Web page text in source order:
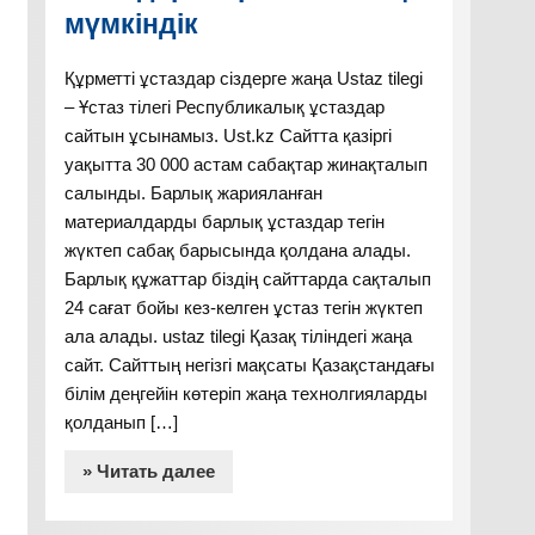
мүмкіндік
Құрметті ұстаздар сіздерге жаңа Ustaz tilegi
– Ұстаз тілегі Республикалық ұстаздар
сайтын ұсынамыз. Ust.kz Сайтта қазіргі
уақытта 30 000 астам сабақтар жинақталып
салынды. Барлық жарияланған
материалдарды барлық ұстаздар тегін
жүктеп сабақ барысында қолдана алады.
Барлық құжаттар біздің сайттарда сақталып
24 сағат бойы кез-келген ұстаз тегін жүктеп
ала алады. ustaz tilegi Қазақ тіліндегі жаңа
сайт. Сайттың негізгі мақсаты Қазақстандағы
білім деңгейін көтеріп жаңа технолгияларды
қолданып […]
» Читать далее